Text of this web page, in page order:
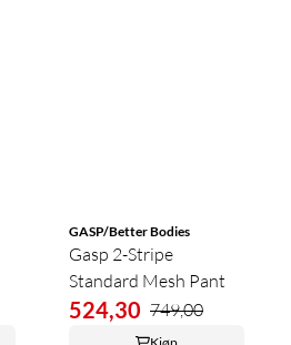
GASP/Better Bodies
Gasp 2-Stripe
Standard Mesh Pant
524,30 749,00